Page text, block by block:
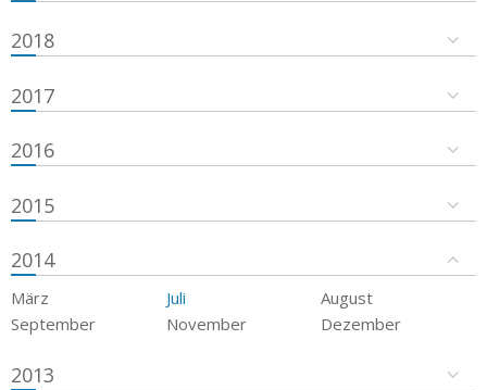
2018
2017
2016
2015
2014
März Juli
August
September
November Dezember
2013